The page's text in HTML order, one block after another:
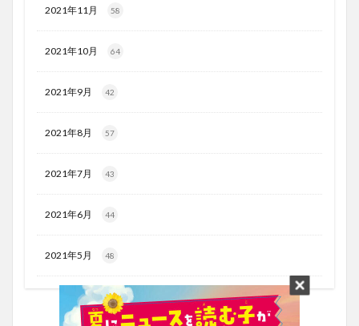
2021年11月 58
2021年10月 64
2021年9月 42
2021年8月 57
2021年7月 43
2021年6月 44
2021年5月 48